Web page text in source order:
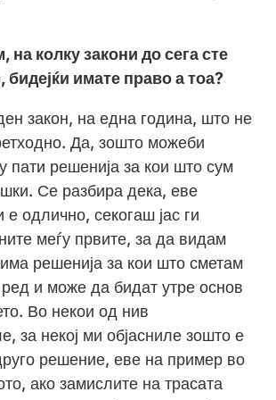
на колку закони до сега сте
бидејќи имате право а тоа?
закон, на една година, што не
Да, зошто можеби
пати решенија за кои што сум
Се разбира дека, еве
одлично, секогаш јас ги
меѓу првите, за да видам
решенија за кои што сметам
и може да бидат утре основ
Во некои од нив
за некој ми објасниле зошто е
решение, еве на пример во
ако замислите на трасата